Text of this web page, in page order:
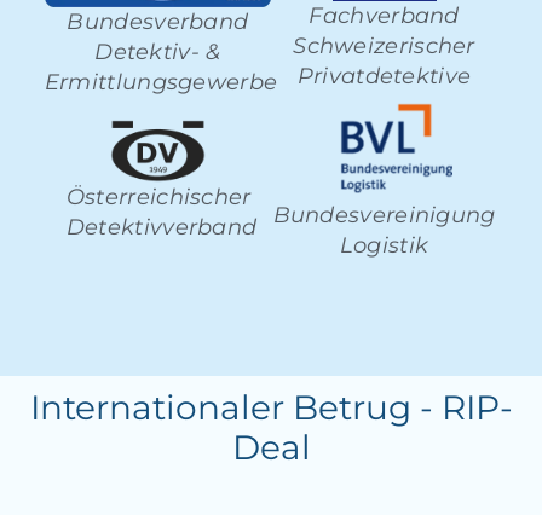
Bundesverband
Detektiv- &
Ermittlungsgewerbe
Fachverband
Schweizerischer
Privatdetektive
Österreichischer
Detektivverband
Bundesvereinigung
Logistik
Internationaler Betrug - RIP-
Deal